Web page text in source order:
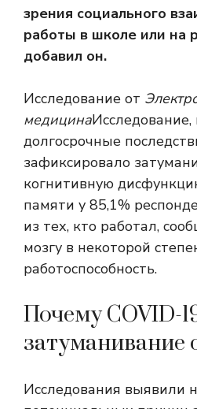
зрения социального
работы в школе или на
добавил он.
Исследование от
медицина
долгосрочные
зафиксировало
когнитивную
памяти у 85,1%
из тех, кто работал,
мозгу в некоторой
работоспособность.
Почему COVID-
затуманивание
Исследования выявили